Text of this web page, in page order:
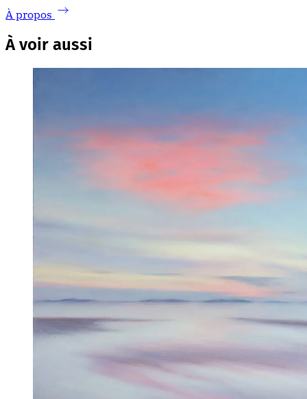
À propos
À voir aussi